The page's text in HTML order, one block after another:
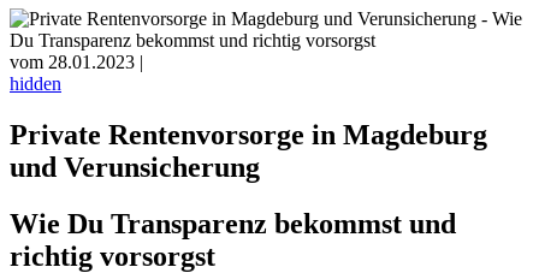
vom 28.01.2023 |
hidden
Private Rentenvorsorge in Magdeburg
und Verunsicherung
Wie Du Transparenz bekommst und
richtig vorsorgst